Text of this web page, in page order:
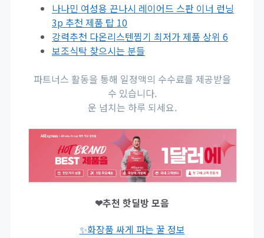
나나민 여성용 끈나시 레이어드 스판 이너 런닝
3p 추천 제품 탑 10
강력추천 다온리스텐찜기 최저가 제품 상위 6
보조식탁 찾으시는 분들
파트너스 활동을 통해 일정액의 수수료를 제공받을
수 있습니다.
운 넘치는 하루 되세요.
❤추천 핫딜방 모음
✨화장품 싸게 파는 꿀 정보